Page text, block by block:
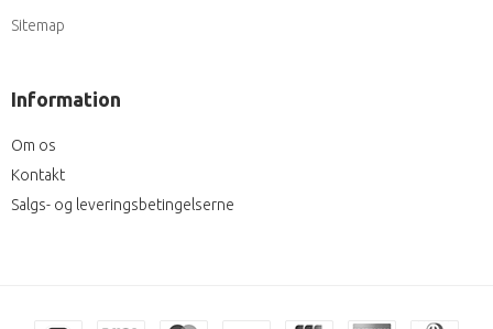
Sitemap
Information
Om os
Kontakt
Salgs- og leveringsbetingelserne